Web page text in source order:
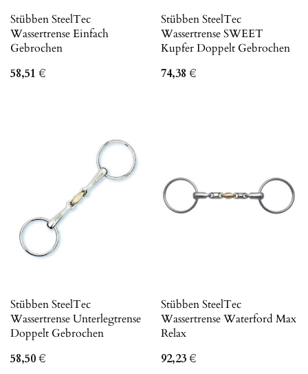
Stübben SteelTec
Wassertrense Einfach
Gebrochen
58,51 €
Stübben SteelTec
Wassertrense SWEET
Kupfer Doppelt Gebrochen
74,38 €
Stübben SteelTec
Wassertrense Unterlegtrense
Doppelt Gebrochen
58,50€
Stübben SteelTec
Wassertrense Waterford Max
Relax
92,23€